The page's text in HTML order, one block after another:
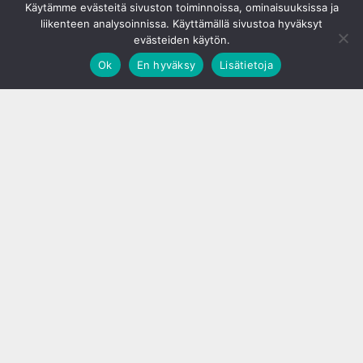
Käytämme evästeitä sivuston toiminnoissa, ominaisuuksissa ja
liikenteen analysoinnissa. Käyttämällä sivustoa hyväksyt
evästeiden käytön.
Ok
En hyväksy Lisätietoja